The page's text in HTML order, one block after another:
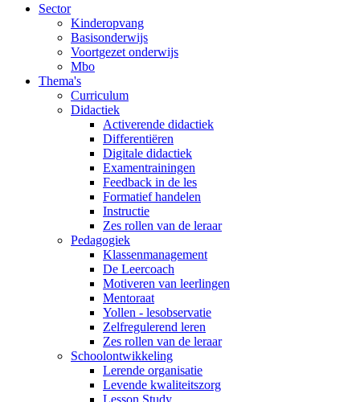
Sector
Kinderopvang
Basisonderwijs
Voortgezet onderwijs
Mbo
Thema's
Curriculum
Didactiek
Activerende didactiek
Differentiëren
Digitale didactiek
Examentrainingen
Feedback in de les
Formatief handelen
Instructie
Zes rollen van de leraar
Pedagogiek
Klassenmanagement
De Leercoach
Motiveren van leerlingen
Mentoraat
Yollen - lesobservatie
Zelfregulerend leren
Zes rollen van de leraar
Schoolontwikkeling
Lerende organisatie
Levende kwaliteitszorg
Lesson Study